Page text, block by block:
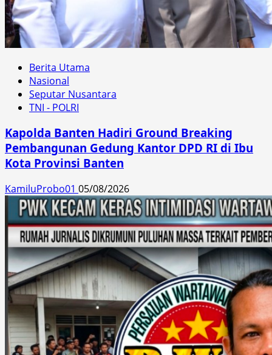
Berita Utama
Nasional
Seputar Nusantara
TNI - POLRI
Kapolda Banten Hadiri Ground Breaking
Pembangunan Gedung Kantor DPD RI di Ibu
Kota Provinsi Banten
KamiluProbo01 05/08/2026